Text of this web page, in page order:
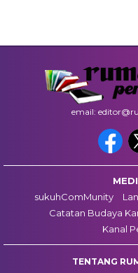
email:
sukuhComMunity
Catatan Budaya
Kanal
TENTANG